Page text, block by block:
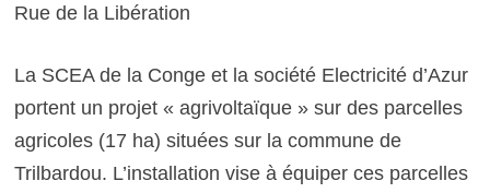
Rue de la Libération
La SCEA de la Conge et la société Electricité d’Azur
portent un projet « agrivoltaïque » sur des parcelles
agricoles (17 ha) situées sur la commune de
Trilbardou. L’installation vise à équiper ces parcelles